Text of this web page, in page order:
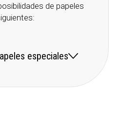
de papeles
especiales